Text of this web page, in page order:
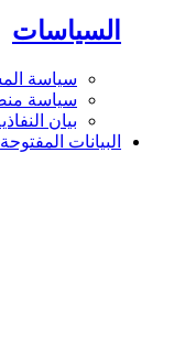
السياسات
سياسة
سياسة
بيان
البيانات المفتوحة